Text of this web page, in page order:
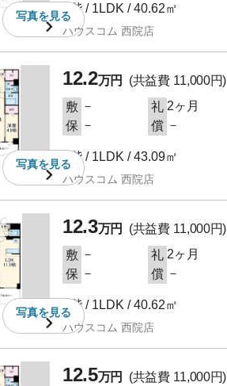
写真を見る
1階 / 1LDK / 40.62㎡
ハウスコム 西院店
写真を見る
12.2万円
(共益費 11,000円)
敷 － 礼 2ヶ月
保 － 償 －
1階 / 1LDK / 43.09㎡
ハウスコム 西院店
写真を見る
12.3万円
(共益費 11,000円)
敷 － 礼 2ヶ月
保 － 償 －
2階 / 1LDK / 40.62㎡
ハウスコム 西院店
12.5万円
(共益費 11,000円)